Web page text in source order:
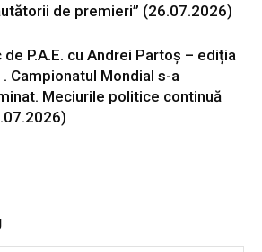
de premieri” (26.07.2026)
de P.A.E. cu Andrei Partoș – ediția
Campionatul Mondial s-a
Meciurile politice continuă